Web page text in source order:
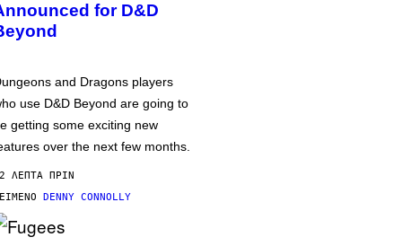
for D&D
and Dragons players
use D&D Beyond are going to
getting some exciting new
over the next few months.
ΛΕΠΤΆ ΠΡΙΝ
DENNY CONNOLLY